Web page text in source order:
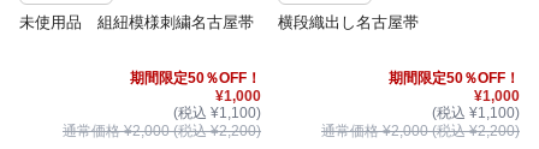
未使用品 組紐模様刺繍名古屋帯
期間限定50％OFF！
¥1,000
(税込 ¥1,100)
通常価格 ¥2,000 (税込 ¥2,200)
横段織出し名古屋帯
期間限定50％OFF！
¥1,000
(税込 ¥1,100)
通常価格 ¥2,000 (税込 ¥2,200)